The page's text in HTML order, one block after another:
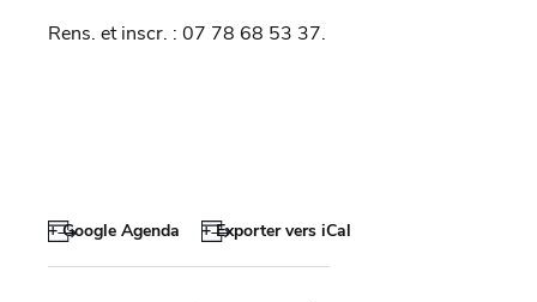
Rens. et inscr. : 07 78 68 53 37.
+ Google Agenda + Exporter vers iCal